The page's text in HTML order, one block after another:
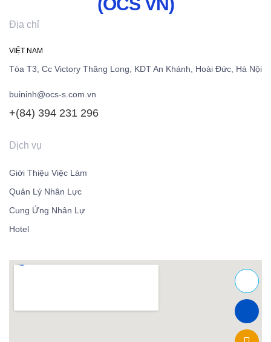
Địa chỉ
VIỆT NAM
Tòa T3, Cc Victory Thăng Long, KDT An Khánh, Hoài Đức, Hà Nội
buininh@ocs-s.com.vn
+(84) 394 231 296
Dịch vụ
Giới Thiệu Việc Làm
Quản Lý Nhân Lực
Cung Ứng Nhân Lự
Hotel